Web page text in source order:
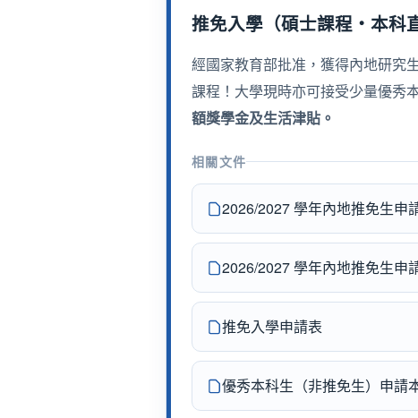
推免入學（碩士課程・本科
經國家教育部批准，獲得內地研究
課程！大學現時亦可接受少量優秀
額獎學金及生活津貼。
相關文件
2026/2027 學年內地推免生申
2026/2027 學年內地推免生申
推免入學申請表
優秀本科生（非推免生）申請